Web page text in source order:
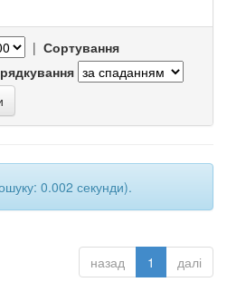
| Сортування
0.002 секунди).
назад 1 далі